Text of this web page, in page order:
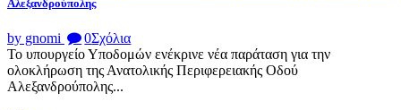
Αλεξανδρούπολης
by gnomi 0Σχόλια
Το υπουργείο Υποδομών ενέκρινε νέα παράταση για την
ολοκλήρωση της Ανατολικής Περιφερειακής Οδού
Αλεξανδρούπολης...